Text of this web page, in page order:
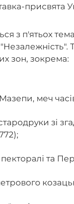
присвята
з п'ятьох
зон, зокрема:
меч
зі
пекторалі та